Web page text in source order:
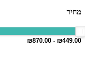
מחיר